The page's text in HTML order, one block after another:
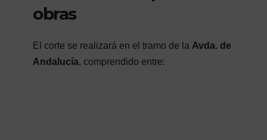
obras
El corte se realizará en el tramo de la Avda. de
Andalucía, comprendido entre: